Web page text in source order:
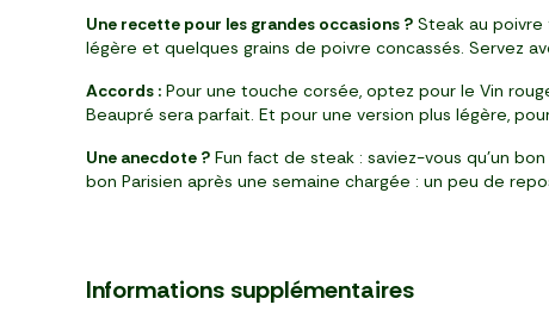
Une recette pour les grandes occasions ? Steak au
légère et quelques grains de poivre concassés. Servez
Accords : Pour une touche corsée, optez pour le Vin
Beaupré sera parfait. Et pour une version plus légère,
Une anecdote ? Fun fact de steak : saviez-vous qu’un
bon Parisien après une semaine chargée : un peu de
Informations supplémentaires